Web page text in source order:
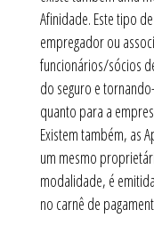
Afinidade. Este tipo
empregador ou
funcionários/sócios
do seguro e
quanto para a
Existem também, as
um mesmo
modalidade, é
no carnê de